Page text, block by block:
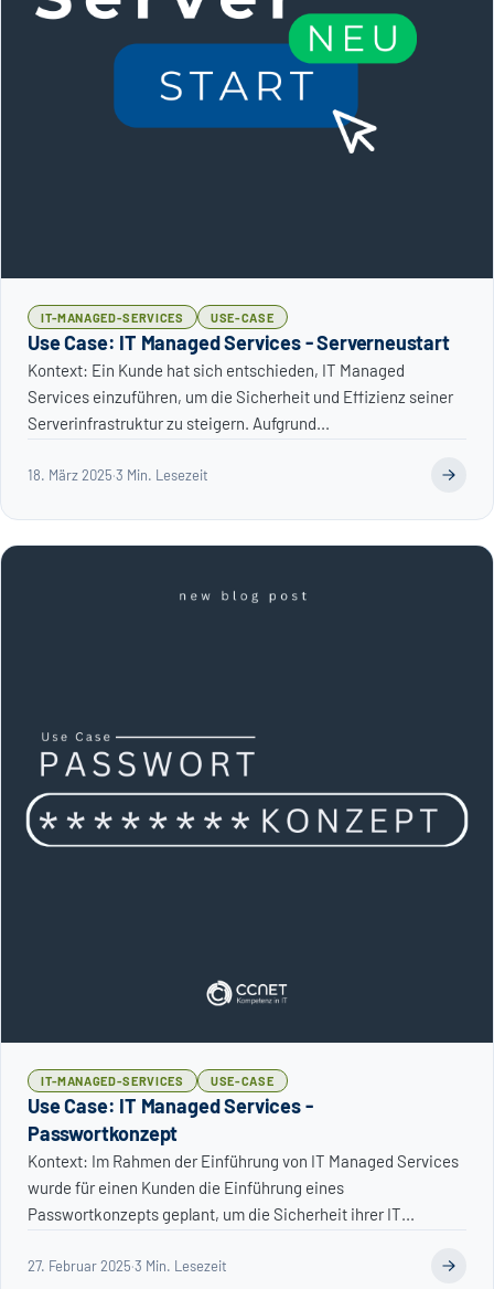
IT-MANAGED-SERVICES USE-CASE
Use Case: IT Managed Services - Serverneustart
Kontext: Ein Kunde hat sich entschieden, IT Managed
Services einzuführen, um die Sicherheit und Effizienz seiner
Serverinfrastruktur zu steigern. Aufgrund...
18. März 2025·3 Min. Lesezeit
IT-MANAGED-SERVICES USE-CASE
Use Case: IT Managed Services -
Passwortkonzept
Kontext: Im Rahmen der Einführung von IT Managed Services
wurde für einen Kunden die Einführung eines
Passwortkonzepts geplant, um die Sicherheit ihrer IT...
27. Februar 2025·3 Min. Lesezeit